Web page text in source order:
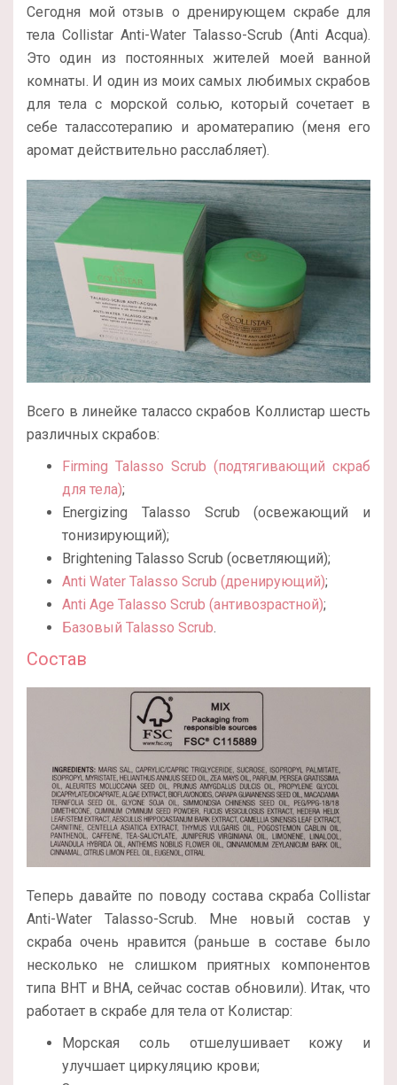
Сегодня мой отзыв о дренирующем скрабе для
тела Collistar Anti-Water Talasso-Scrub (Anti Acqua).
Это один из постоянных жителей моей ванной
комнаты. И один из моих самых любимых скрабов
для тела с морской солью, который сочетает в
себе талассотерапию и ароматерапию (меня его
аромат действительно расслабляет).
Всего в линейке талассо скрабов Коллистар шесть
различных скрабов:
Firming Talasso Scrub (подтягивающий скраб
для тела);
Energizing Talasso Scrub (освежающий и
тонизирующий);
Brightening Talasso Scrub (осветляющий);
Anti Water Talasso Scrub (дренирующий);
Anti Age Talasso Scrub (антивозрастной);
Базовый Talasso Scrub.
Состав
Теперь давайте по поводу состава скраба Collistar
Anti-Water Talasso-Scrub. Мне новый состав у
скраба очень нравится (раньше в составе было
несколько не слишком приятных компонентов
типа BHT и BHA, сейчас состав обновили). Итак, что
работает в скрабе для тела от Колистар:
Морская соль отшелушивает кожу и
улучшает циркуляцию крови;